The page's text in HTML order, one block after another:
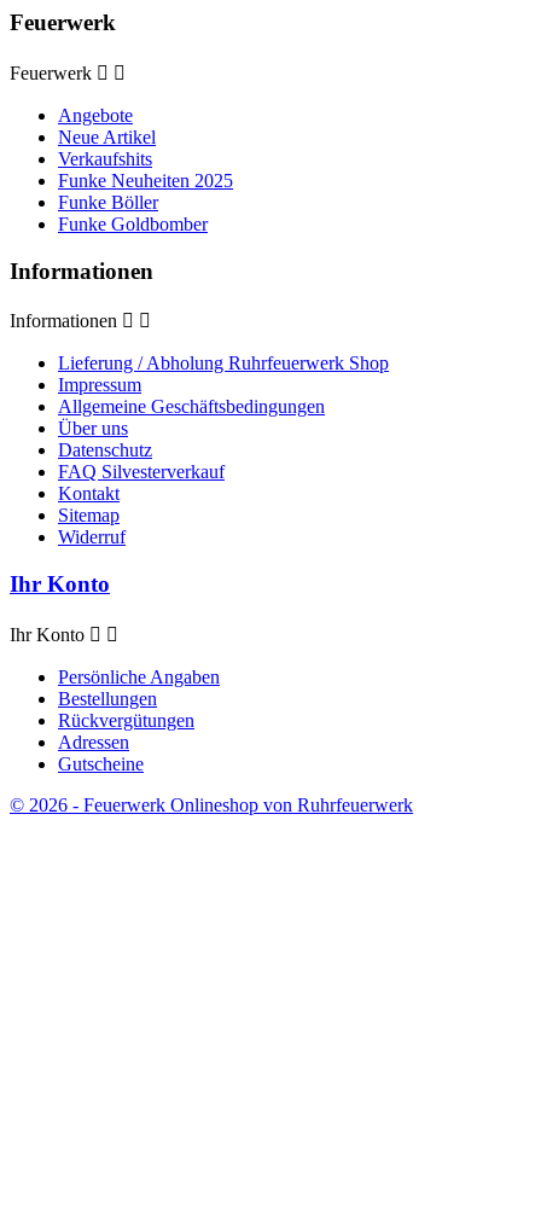
Feuerwerk
Feuerwerk  
Angebote
Neue Artikel
Verkaufshits
Funke Neuheiten 2025
Funke Böller
Funke Goldbomber
Informationen
Informationen  
Lieferung / Abholung Ruhrfeuerwerk Shop
Impressum
Allgemeine Geschäftsbedingungen
Über uns
Datenschutz
FAQ Silvesterverkauf
Kontakt
Sitemap
Widerruf
Ihr Konto
Ihr Konto  
Persönliche Angaben
Bestellungen
Rückvergütungen
Adressen
Gutscheine
© 2026 - Feuerwerk Onlineshop von Ruhrfeuerwerk